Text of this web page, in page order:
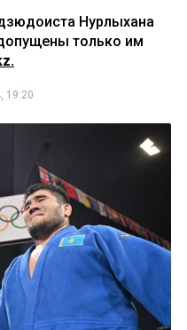
Нурлыхана
только им
19:20